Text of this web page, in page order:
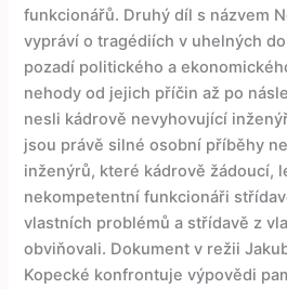
funkcionářů. Druhý díl s názvem
vypráví o tragédiích v uhelných
pozadí politického a
nehody od jejich příčin až po
nesli kádrově nevyhovující
jsou právě silné osobní příběhy
inženýrů, které kádrově žádoucí,
nekompetentní funkcionáři
vlastních problémů a střídavě z
obviňovali. Dokument v režii
Kopecké konfrontuje výpovědi